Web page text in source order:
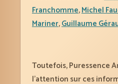
Franchomme,Michel
Mariner,Guillaume
Toutefois, Puressence
l’attention sur ces